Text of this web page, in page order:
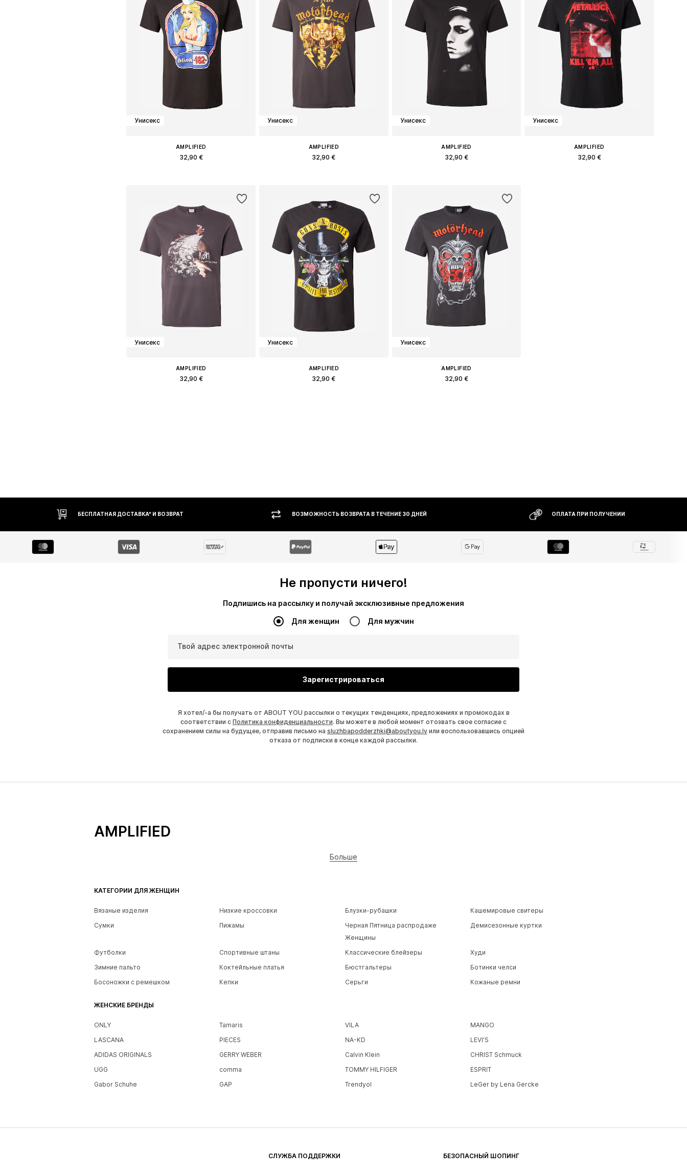
Унисекс
AMPLIFIED
32,90 €
Унисекс
AMPLIFIED
32,90 €
Унисекс
AMPLIFIED
32,90 €
Унисекс
AMPLIFIED
32,90 €
Унисекс
AMPLIFIED
32,90 €
Унисекс
AMPLIFIED
32,90 €
Унисекс
AMPLIFIED
32,90 €
БЕСПЛАТНАЯ ДОСТАВКА* И ВОЗВРАТ ВОЗМОЖНОСТЬ ВОЗВРАТА В ТЕЧЕНИЕ 30 ДНЕЙ ОПЛАТА ПРИ ПОЛУЧЕНИИ
Не пропусти ничего!
Подпишись на рассылку и получай эксклюзивные предложения
Для женщин Для мужчин
Твой адрес электронной почты
Зарегистрироваться
Я хотел/-а бы получать от ABOUT YOU рассылки о текущих тенденциях, предложениях и промокодах в
соответствии с Политика конфиденциальности. Вы можете в любой момент отозвать свое согласие с
сохранением силы на будущее, отправив письмо на sluzhbapodderzhki@aboutyou.lv или воспользовавшись опцией
отказа от подписки в конце каждой рассылки.
КАТЕГОРИИ ДЛЯ ЖЕНЩИН
Вязаные изделия Низкие кроссовки Блузки-рубашки
Кашемировые свитеры
Сумки
Пижамы
Черная Пятница распродаже
Женщины
Демисезонные куртки
Футболки Спортивные штаны Классические блейзеры
Худи
Зимние пальто
Коктейльные платья Бюстгальтеры
Ботинки челси
Босоножки с ремешком
Кепки Серьги Кожаные ремни
ЖЕНСКИЕ БРЕНДЫ
ONLY Tamaris VILA
MANGO
LASCANA
PIECES NA-KD
LEVI'S
ADIDAS ORIGINALS
GERRY WEBER Calvin Klein
CHRIST Schmuck
UGG
comma TOMMY HILFIGER
ESPRIT
Gabor Schuhe
GAP Trendyol LeGer by Lena Gercke
СЛУЖБА ПОДДЕРЖКИ БЕЗОПАСНЫЙ ШОПИНГ
AMPLIFIED
Больше